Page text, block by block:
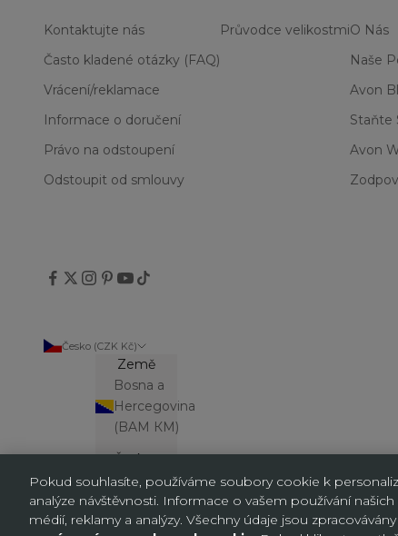
Kontaktujte nás
Často kladené otázky (FAQ)
Vrácení/reklamace
Informace o doručení
Právo na odstoupení
Odstoupit od smlouvy
Průvodce velikostmiO Nás
Naše
Avon
Staňte
Avon
Česko (CZK Kč)
Země
Bosna a
Hercegovina
(BAM КМ)
Česko
(CZK Kč)
Německo
(EUR €)
Pokud souhlasíte, používáme soubory cookie k
analýze návštěvnosti. Informace o vašem používání
médií, reklamy a analýzy. Všechny údaje jsou